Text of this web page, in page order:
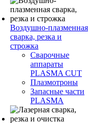
Воздушно-плазменная
сварка, резка и
строжка
Сварочные
аппараты
PLASMA CUT
Плазмотроны
Запасные части
PLASMA